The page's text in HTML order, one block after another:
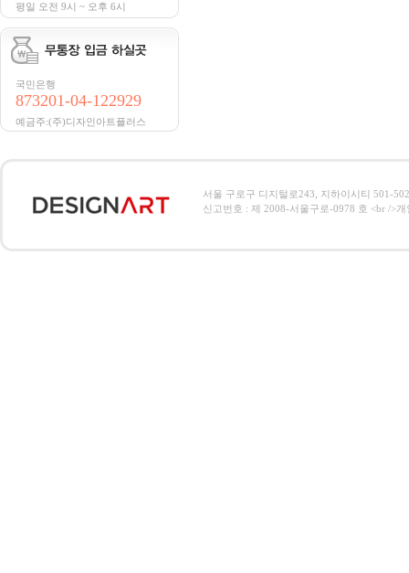
평일 오전 9시 ~ 오후 6시
국민은행
873201-04-122929
예금주:(주)디자인아트플러스
서울 구로구 디지털로243, 지하이시티 501-
신고번호 : 제 2008-서울구로-0978 호 <br />